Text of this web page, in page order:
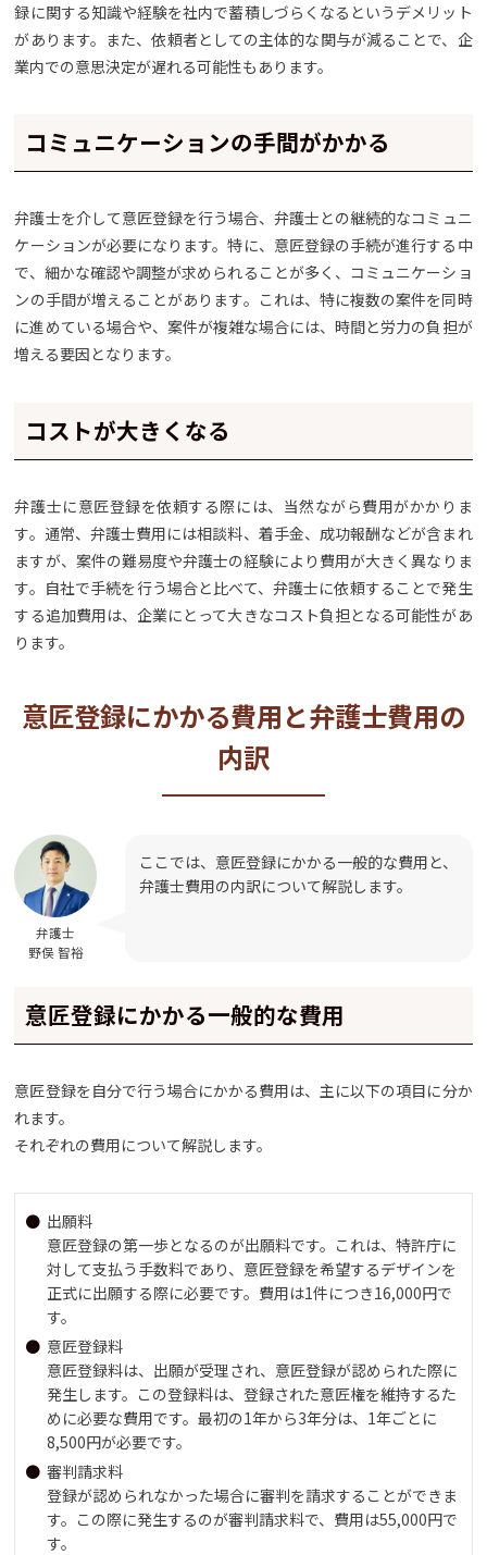
録に関する知識や経験を社内で蓄積しづらくなるというデメリット
があります。また、依頼者としての主体的な関与が減ることで、企
業内での意思決定が遅れる可能性もあります。
コミュニケーションの手間がかかる
弁護士を介して意匠登録を行う場合、弁護士との継続的なコミュニ
ケーションが必要になります。特に、意匠登録の手続が進行する中
で、細かな確認や調整が求められることが多く、コミュニケーショ
ンの手間が増えることがあります。これは、特に複数の案件を同時
に進めている場合や、案件が複雑な場合には、時間と労力の負担が
増える要因となります。
コストが大きくなる
弁護士に意匠登録を依頼する際には、当然ながら費用がかかりま
す。通常、弁護士費用には相談料、着手金、成功報酬などが含まれ
ますが、案件の難易度や弁護士の経験により費用が大きく異なりま
す。自社で手続を行う場合と比べて、弁護士に依頼することで発生
する追加費用は、企業にとって大きなコスト負担となる可能性があ
ります。
意匠登録にかかる費用と弁護士費用の
内訳
弁護士
野俣 智裕
ここでは、意匠登録にかかる一般的な費用と、
弁護士費用の内訳について解説します。
意匠登録にかかる一般的な費用
意匠登録を自分で行う場合にかかる費用は、主に以下の項目に分か
れます。
それぞれの費用について解説します。
出願料
意匠登録の第一歩となるのが出願料です。これは、特許庁に
対して支払う手数料であり、意匠登録を希望するデザインを
正式に出願する際に必要です。費用は1件につき16,000円で
す。
意匠登録料
意匠登録料は、出願が受理され、意匠登録が認められた際に
発生します。この登録料は、登録された意匠権を維持するた
めに必要な費用です。最初の1年から3年分は、1年ごとに
8,500円が必要です。
審判請求料
登録が認められなかった場合に審判を請求することができま
す。この際に発生するのが審判請求料で、費用は55,000円で
す。